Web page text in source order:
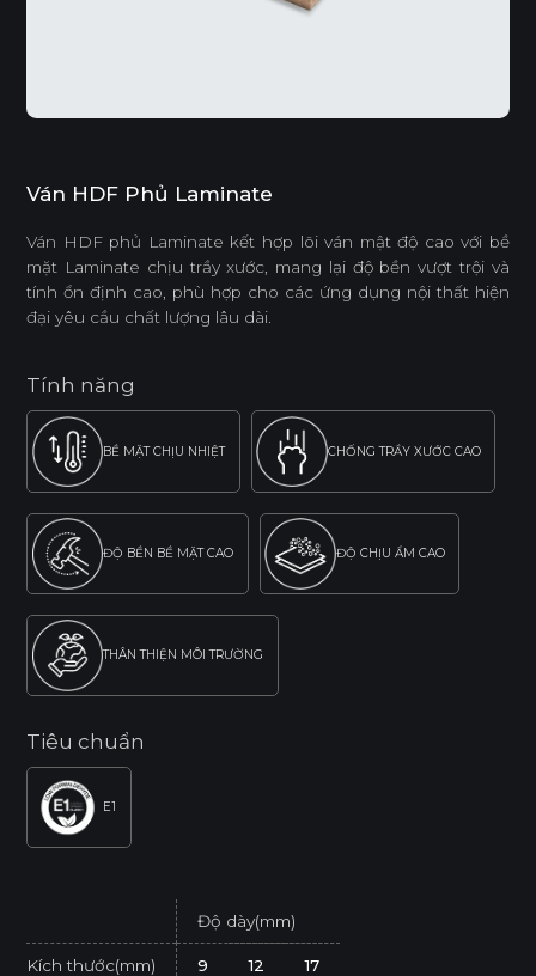
Ván HDF Phủ Laminate
Ván HDF phủ Laminate kết hợp lõi ván mật độ cao với bề
mặt Laminate chịu trầy xước, mang lại độ bền vượt trội và
tính ổn định cao, phù hợp cho các ứng dụng nội thất hiện
đại yêu cầu chất lượng lâu dài.
Tính năng
BỀ MẶT CHỊU NHIỆT CHỐNG TRẦY XƯỚC CAO
ĐỘ BỀN BỀ MẶT CAO ĐỘ CHỊU ẨM CAO
THÂN THIỆN MÔI TRƯỜNG
Tiêu chuẩn
E1
Độ dày(mm)
Kích thước(mm) 9 12 17